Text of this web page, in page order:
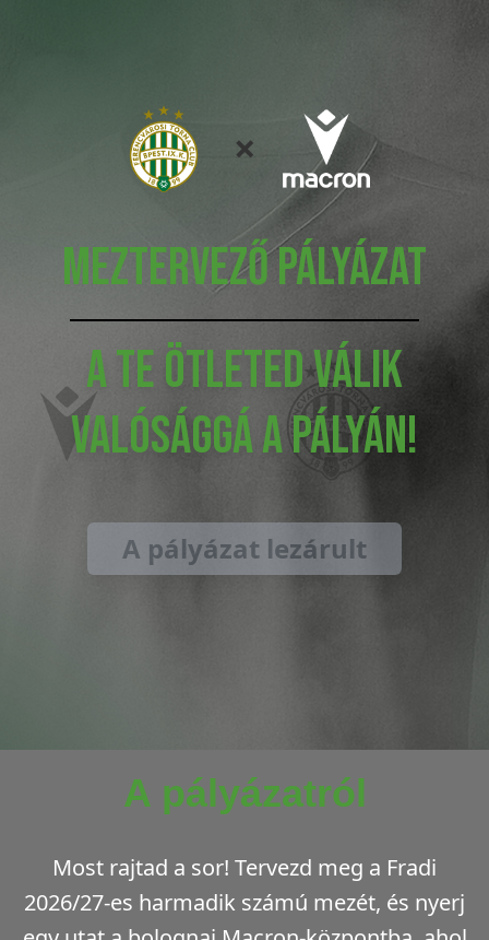
×
MEZTERVEZŐ PÁLYÁZAT
A TE ÖTLETED VÁLIK
VALÓSÁGGÁ A PÁLYÁN!
A pályázat lezárult
A pályázatról
Most rajtad a sor! Tervezd meg a Fradi
2026/27-es harmadik számú mezét, és nyerj